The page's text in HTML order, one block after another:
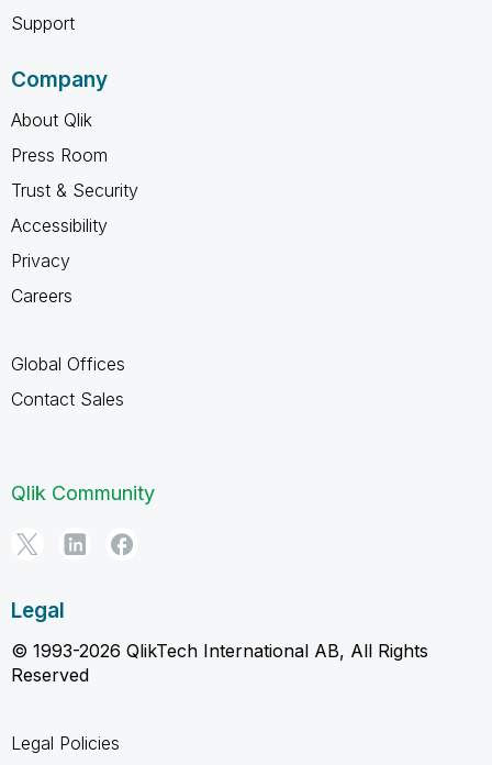
Support
Company
About Qlik
Press Room
Trust & Security
Accessibility
Privacy
Careers
Global Offices
Contact Sales
Qlik Community
Legal
© 1993-2026 QlikTech International AB, All Rights
Reserved
Legal Policies